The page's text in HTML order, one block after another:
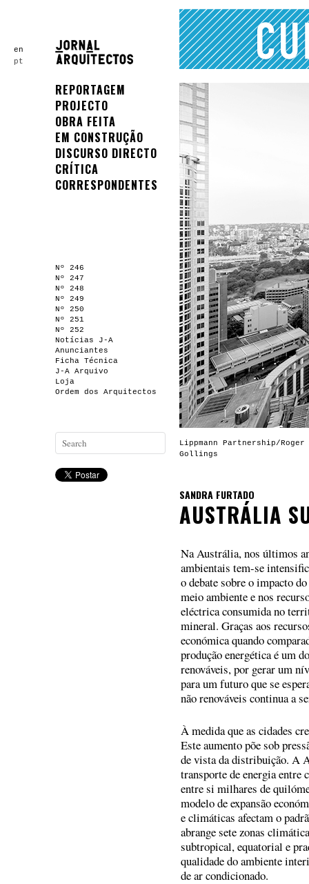
en
pt
REPORTAGEM
PROJECTO
OBRA FEITA
EM CONSTRUÇÃO
DISCURSO DIRECTO
CRÍTICA
CORRESPONDENTES
Nº 246
Nº 247
Nº 248
Nº 249
Nº 250
Nº 251
Nº 252
Notícias J-A
Anunciantes
Ficha Técnica
J-A Arquivo
Loja
Ordem dos Arquitectos
Lippmann Partnership/
Gollings
SANDRA FURTADO
AUSTRÁLIA
Na Austrália, nos últimos
ambientais tem-se
o debate sobre o impacto
meio ambiente e nos
eléctrica consumida no
mineral. Graças aos
económica quando
produção energética é um
renováveis, por gerar um
para um futuro que se
não renováveis continua a
À medida que as cidades
Este aumento põe sob
de vista da distribuição. A
transporte de energia entre
entre si milhares de
modelo de expansão
e climáticas afectam o
abrange sete zonas
subtropical, equatorial e
qualidade do ambiente
de ar condicionado.